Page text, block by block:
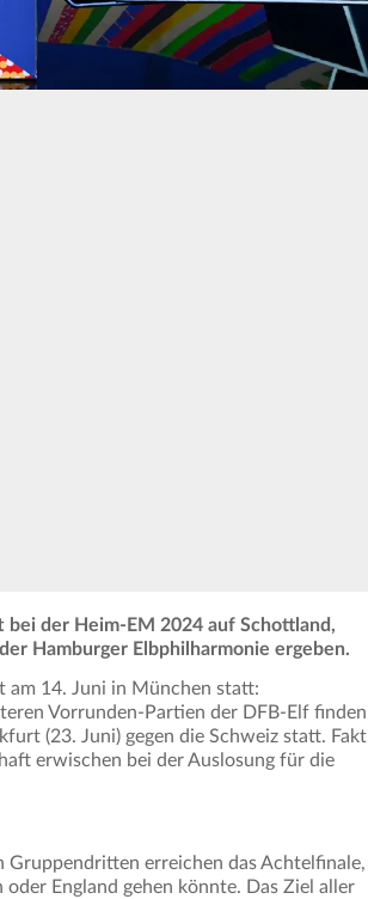
der Heim-EM 2024 auf Schottland,
Hamburger Elbphilharmonie ergeben.
am 14. Juni in München statt:
Vorrunden-Partien der DFB-Elf finden
(23. Juni) gegen die Schweiz statt. Fakt
erwischen bei der Auslosung für die
Gruppendritten erreichen das Achtelfinale,
England gehen könnte. Das Ziel aller